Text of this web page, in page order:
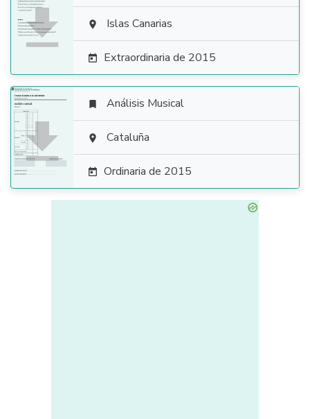
  Islas Canarias
 Extraordinaria de 2015

 Análisis Musical
 Cataluña
 Ordinaria de 2015